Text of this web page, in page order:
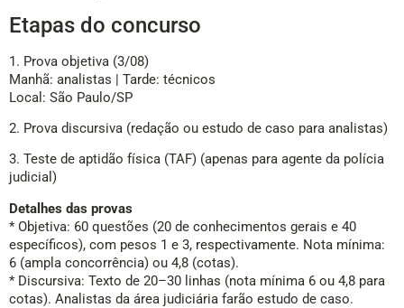
Etapas do concurso
1. Prova objetiva (3/08)
Manhã: analistas | Tarde: técnicos
Local: São Paulo/SP
2. Prova discursiva (redação ou estudo de caso para analistas)
3. Teste de aptidão física (TAF) (apenas para agente da polícia
judicial)
Detalhes das provas
* Objetiva: 60 questões (20 de conhecimentos gerais e 40
específicos), com pesos 1 e 3, respectivamente. Nota mínima:
6 (ampla concorrência) ou 4,8 (cotas).
* Discursiva: Texto de 20–30 linhas (nota mínima 6 ou 4,8 para
cotas). Analistas da área judiciária farão estudo de caso.